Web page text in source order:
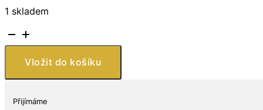
1 skladem
Stříbrný
slitek
Halloween
vlkodlak
Vložit do košíku
Přijímáme